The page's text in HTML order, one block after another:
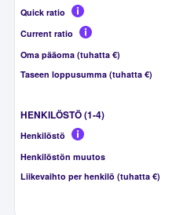
Quick ratio
Current ratio
Oma pääoma (tuhatta €)
Taseen loppusumma (tuhatta €)
HENKILÖSTÖ (1-4)
Henkilöstö
Henkilöstön muutos
Liikevaihto per henkilö (tuhatta €)